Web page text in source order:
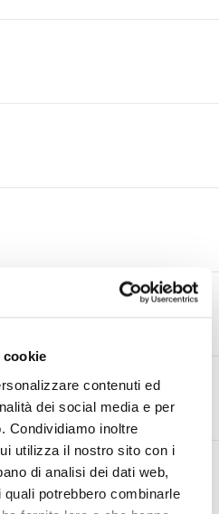
contenuti ed
dei social media e per
Condividiamo inoltre
utilizza il nostro sito con i
di analisi dei dati web,
potrebbero combinarle